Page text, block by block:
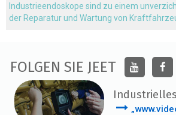
Industrieendoskope sind zu einem
der Reparatur und Wartung von
FOLGEN SIE JEET